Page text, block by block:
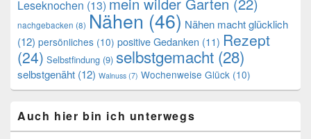
Leseknochen (13)
nachgebacken (8) Nähen (46) Nähen macht glücklich
(12) persönliches (10) positive Gedanken (11) Rezept
(24) Selbstfindung (9) selbstgemacht (28)
selbstgenäht (12) Walnuss (7) Wochenweise Glück (10)
Auch hier bin ich unterwegs